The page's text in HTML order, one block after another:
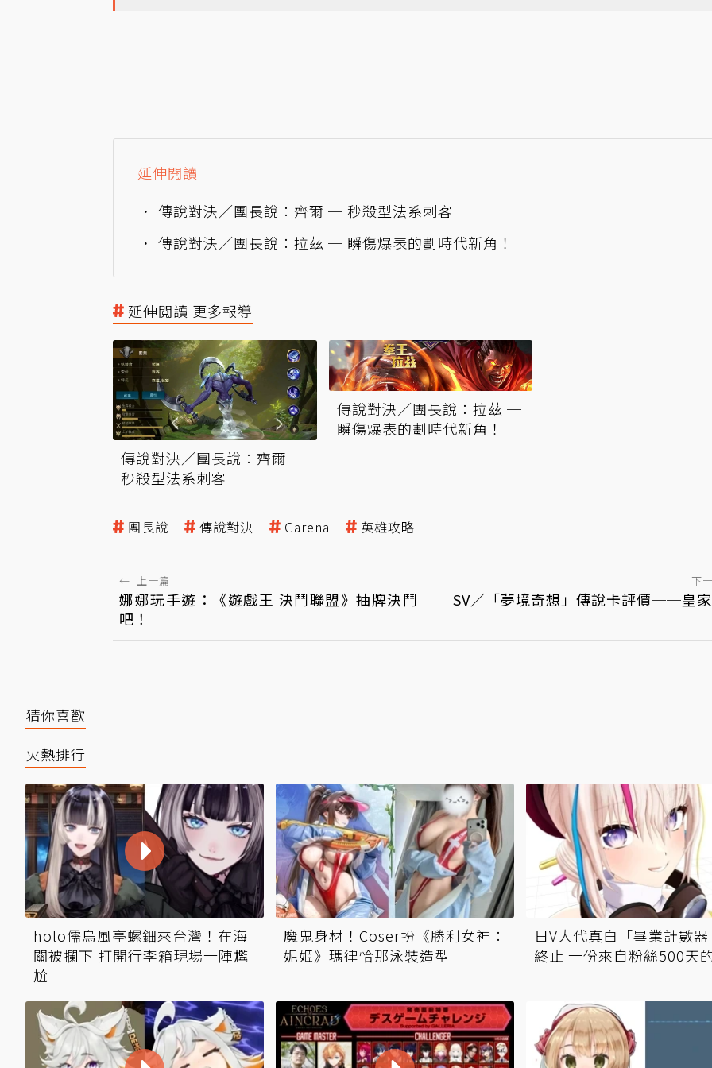
延伸閱讀
傳說對決／團長說：齊爾 ─ 秒殺型法系刺客
傳說對決／團長說：拉茲 ─ 瞬傷爆表的劃時代新角！
延伸閱讀 更多報導
傳說對決／團長說：齊爾 ─
秒殺型法系刺客
傳說對決／團長說：拉茲 ─
瞬傷爆表的劃時代新角！
團長說 傳說對決 Garena 英雄攻略
← 上一篇
娜娜玩手遊：《遊戲王 決鬥聯盟》抽牌決鬥
吧！
下
SV／「夢境奇想」傳說卡評價──皇
猜你喜歡
火熱排行
holo儒烏風亭螺鈿來台灣！在海
關被攔下 打開行李箱現場一陣尷
尬
魔鬼身材！Coser扮《勝利女神：
妮姬》瑪律恰那泳裝造型
日V大代真白「畢業計數
終止 一份來自粉絲500天